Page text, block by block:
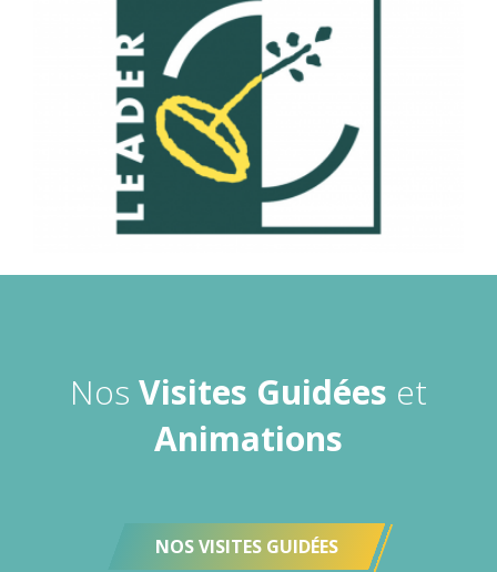
Nos Visites Guidées et
Animations
NOS VISITES GUIDÉES